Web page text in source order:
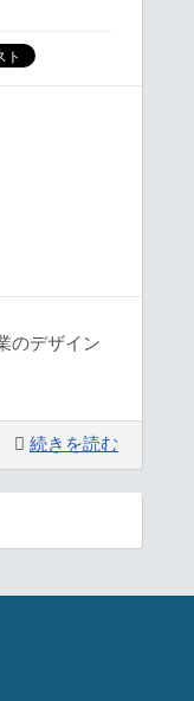
のデザイン
続きを読む